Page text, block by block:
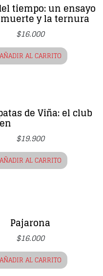
tiempo: un ensayo
y la ternura
$16.000
AÑADIR AL CARRITO
de Viña: el club
$19.900
AÑADIR AL CARRITO
Pajarona
$16.000
AÑADIR AL CARRITO